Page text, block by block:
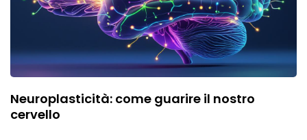
Neuroplasticità: come guarire il nostro
cervello